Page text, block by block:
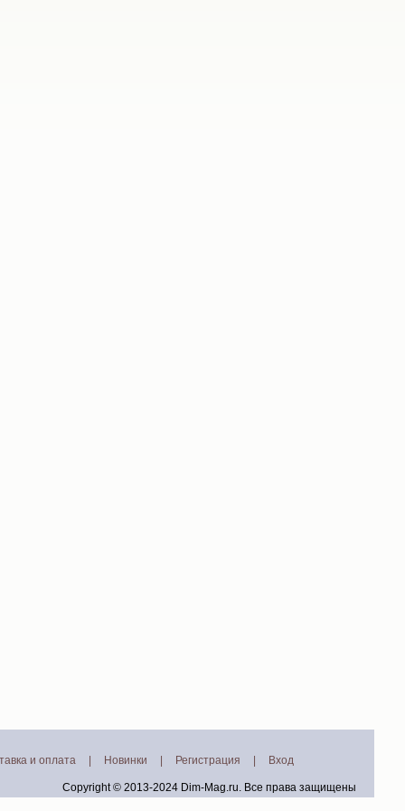
и оплата | Новинки | Регистрация | Вход
Copyright © 2013-2024 Dim-Mag.ru . Все права защищены